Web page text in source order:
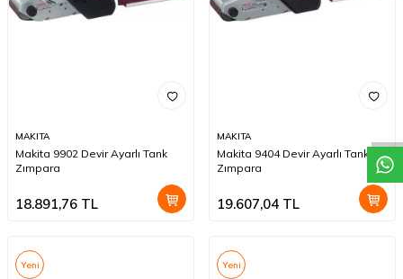
W
h
a
t
a
p
p
D
e
s
t
e
H
a
t
t
MAKITA
Makita 9902 Devir Ayarlı Tank
Zımpara
18.891,76 TL
MAKITA
Makita 9404 Devir Ayarlı Tank
Zımpara
19.607,04 TL
Yeni Yeni